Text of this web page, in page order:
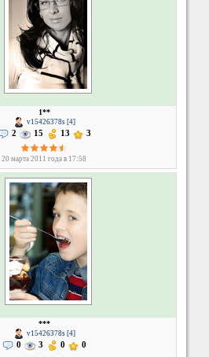
1**
v15426378s [4]
2 15 13 3
20 марта 2011 года в 17:58
***
v15426378s [4]
0 3 0 0